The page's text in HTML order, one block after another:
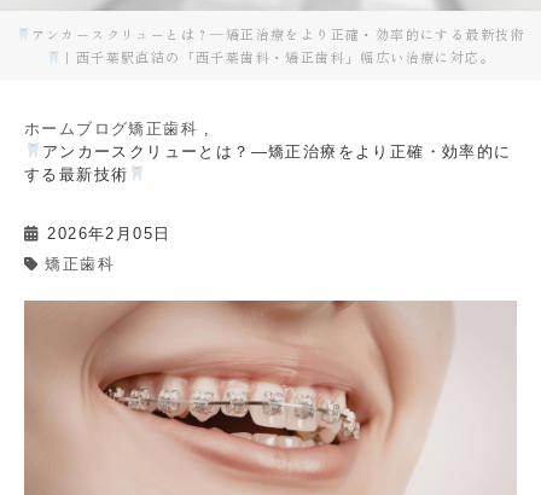
アンカースクリューとは？—矯正治療をより正確・効率的にする最新技術
｜西千葉駅直結の「西千葉歯科・矯正歯科」幅広い治療に対応。
ホーム ブログ矯正歯科
アンカースクリューとは？—矯正治療をより正確・効率的に
する最新技術
2026年2月05日
矯正歯科